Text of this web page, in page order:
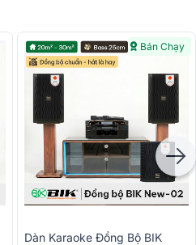
Bán Chạy
Dàn Karaoke Đồng Bộ BIK